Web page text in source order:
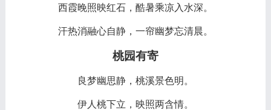
西霞晚照映红石，酷暑乘凉入水深。
汗热消融心自静，一帘幽梦忘清晨。
桃园有寄
良梦幽思静，桃溪景色明。
伊人桃下立，映照两含情。